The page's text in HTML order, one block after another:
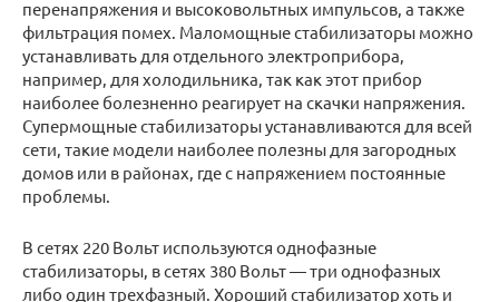
перенапряжения и высоковольтных импульсов, а также
фильтрация помех. Маломощные стабилизаторы можно
устанавливать для отдельного электроприбора,
например, для холодильника, так как этот прибор
наиболее болезненно реагирует на скачки напряжения.
Супермощные стабилизаторы устанавливаются для всей
сети, такие модели наиболее полезны для загородных
домов или в районах, где с напряжением постоянные
проблемы.
В сетях 220 Вольт используются однофазные
стабилизаторы, в сетях 380 Вольт — три однофазных
либо один трехфазный. Хороший стабилизатор хоть и